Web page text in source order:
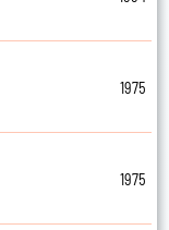
1975
1975